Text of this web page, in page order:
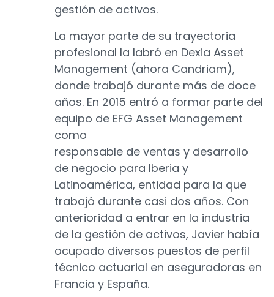
gestión de activos.
La mayor parte de su trayectoria
profesional la labró en Dexia Asset
Management (ahora Candriam),
donde trabajó durante más de doce
años. En 2015 entró a formar parte del
equipo de EFG Asset Management
como
responsable de ventas y desarrollo
de negocio para Iberia y
Latinoamérica, entidad para la que
trabajó durante casi dos años. Con
anterioridad a entrar en la industria
de la gestión de activos, Javier había
ocupado diversos puestos de perfil
técnico actuarial en aseguradoras en
Francia y España.